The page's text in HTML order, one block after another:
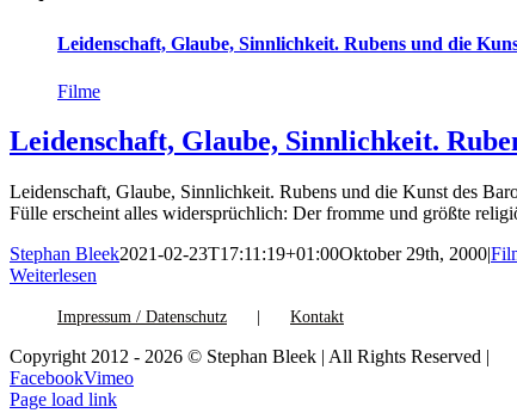
Leidenschaft, Glaube, Sinnlichkeit. Rubens und die
Filme
Leidenschaft, Glaube, Sinnlichkeit.
Leidenschaft, Glaube, Sinnlichkeit. Rubens und die Kunst des
Fülle erscheint alles widersprüchlich: Der fromme und größte
Stephan Bleek2021-02-23T17:11:19+01:00Oktober 29th, 2000|
Weiterlesen
Impressum / Datenschutz Kontakt
Copyright 2012 - 2026 © Stephan Bleek | All Rights Reserved |
FacebookVimeo
Page load link